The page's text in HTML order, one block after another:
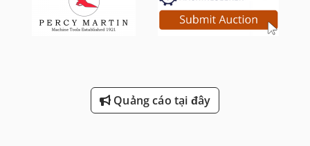
Quảng cáo tại đây